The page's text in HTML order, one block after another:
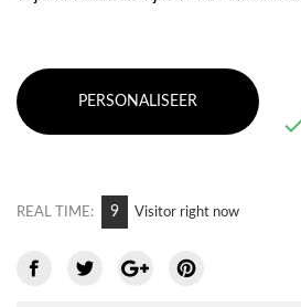
PERSONALISEER
REAL TIME: 10 Visitor right now